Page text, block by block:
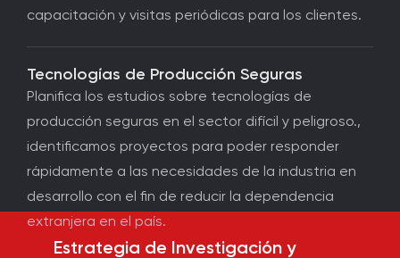
capacitación y visitas periódicas para los clientes.
Tecnologías de Producción Seguras
Planifica los estudios sobre tecnologías de
producción seguras en el sector difícil y peligroso.,
identificamos proyectos para poder responder
rápidamente a las necesidades de la industria en
desarrollo con el fin de reducir la dependencia
extranjera en el país.
Estrategia de Investigación y